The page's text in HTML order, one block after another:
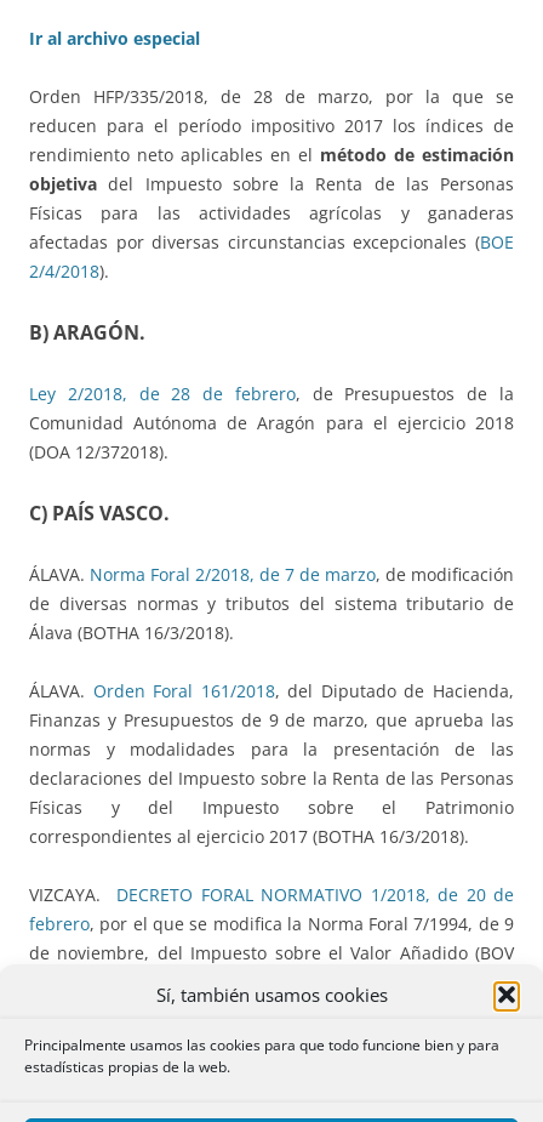
Sí, también usamos cookies
Principalmente usamos las cookies para que todo funcione bien y para
estadísticas propias de la web.
Ir al archivo especial
Orden HFP/335/2018, de 28 de marzo, por la que se
reducen para el período impositivo 2017 los índices de
rendimiento neto aplicables en el método de estimación
objetiva del Impuesto sobre la Renta de las Personas
Físicas para las actividades agrícolas y ganaderas
afectadas por diversas circunstancias excepcionales (BOE
2/4/2018).
B) ARAGÓN.
Ley 2/2018, de 28 de febrero, de Presupuestos de la
Comunidad Autónoma de Aragón para el ejercicio 2018
(DOA 12/372018).
C) PAÍS VASCO.
ÁLAVA. Norma Foral 2/2018, de 7 de marzo, de modificación
de diversas normas y tributos del sistema tributario de
Álava (BOTHA 16/3/2018).
ÁLAVA. Orden Foral 161/2018, del Diputado de Hacienda,
Finanzas y Presupuestos de 9 de marzo, que aprueba las
normas y modalidades para la presentación de las
declaraciones del Impuesto sobre la Renta de las Personas
Físicas y del Impuesto sobre el Patrimonio
correspondientes al ejercicio 2017 (BOTHA 16/3/2018).
VIZCAYA. DECRETO FORAL NORMATIVO 1/2018, de 20 de
febrero, por el que se modifica la Norma Foral 7/1994, de 9
de noviembre, del Impuesto sobre el Valor Añadido (BOV
VIZCAYA.ORDEN FORAL 277/2018, de 9 de febrerodel
diputado foral de Hacienda y Finanzas, por la que se